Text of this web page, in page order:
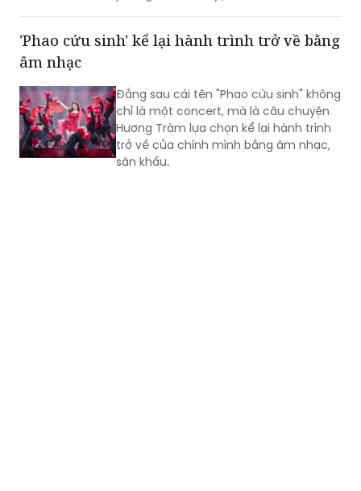
'Phao cứu sinh' kể lại hành trình trở về bằng
âm nhạc
Đằng sau cái tên "Phao cứu sinh" không
chỉ là một concert, mà là câu chuyện
Hương Tràm lựa chọn kể lại hành trình
trở về của chính mình bằng âm nhạc,
sân khấu.